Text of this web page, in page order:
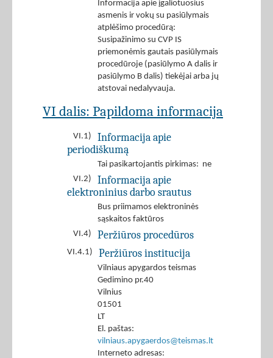
Informacija apie įgaliotuosius
asmenis ir vokų su pasiūlymais
atplėšimo procedūrą:
Susipažinimo su CVP IS
priemonėmis gautais pasiūlymais
procedūroje (pasiūlymo A dalis ir
pasiūlymo B dalis) tiekėjai arba jų
atstovai nedalyvauja.
VI dalis: Papildoma informacija
VI.1)
Informacija apie
periodiškumą
Tai pasikartojantis pirkimas: ne
VI.2)
Informacija apie
elektroninius darbo srautus
Bus priimamos elektroninės
sąskaitos faktūros
VI.4)
Peržiūros procedūros
VI.4.1) Peržiūros institucija
Vilniaus apygardos teismas
Gedimino pr.40
Vilnius
01501
LT
El. paštas:
vilniaus.apygaerdos@teismas.lt
Interneto adresas: